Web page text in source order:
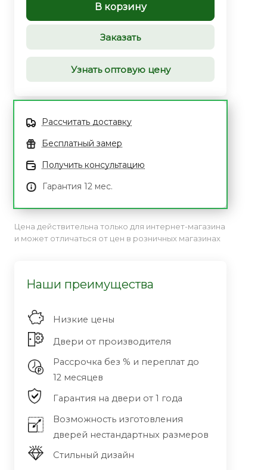
В корзину
Заказать
Узнать оптовую цену
Рассчитать доставку
Бесплатный замер
Получить консультацию
Гарантия 12 мес.
Цена действительна только для интернет-магазина
и может отличаться от цен в розничных магазинах
Наши преимущества
Низкие цены
Двери от производителя
Рассрочка без % и переплат до
12 месяцев
Гарантия на двери от 1 года
Возможность изготовления
дверей нестандартных размеров
Стильный дизайн